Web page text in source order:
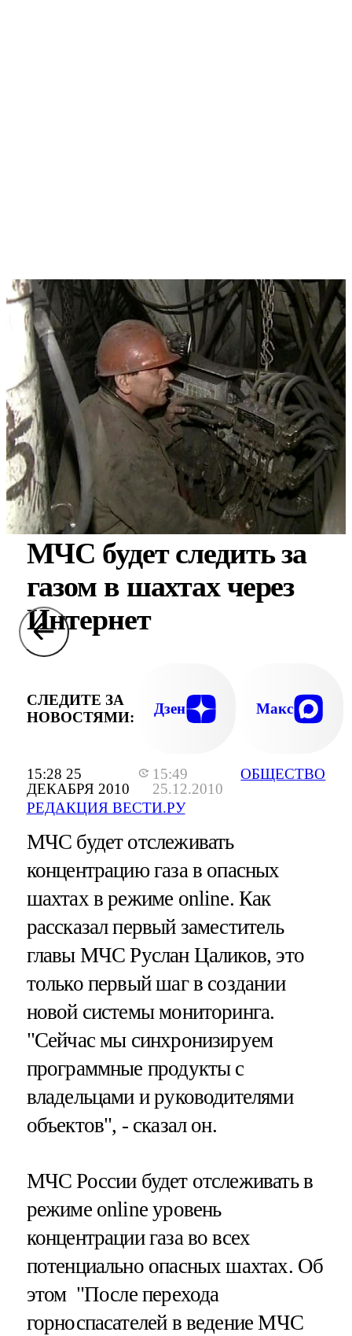
15:28 25
ДЕКАБРЯ 2010
15:49
25.12.2010
РЕДАКЦИЯ ВЕСТИ.РУ
ОБЩЕСТВО
МЧС будет следить за
газом в шахтах через
Интернет
СЛЕДИТЕ ЗА
НОВОСТЯМИ:
Дзен Макс
МЧС будет отслеживать
концентрацию газа в опасных
шахтах в режиме online. Как
рассказал первый заместитель
главы МЧС Руслан Цаликов, это
только первый шаг в создании
новой системы мониторинга.
"Сейчас мы синхронизируем
программные продукты с
владельцами и руководителями
объектов", - сказал он.
МЧС России будет отслеживать в
режиме online уровень
концентрации газа во всех
потенциально опасных шахтах. Об
этом "После перехода
горноспасателей в ведение МЧС